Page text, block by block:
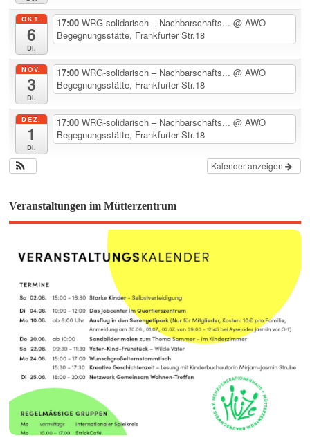
OKT.
6
Di.
17:00WRG-solidarisch – Nachbarschafts...@ AWO
Begegnungsstätte, Frankfurter Str.18
NOV.
3
Di.
17:00WRG-solidarisch – Nachbarschafts...@ AWO
Begegnungsstätte, Frankfurter Str.18
DEZ.
1
Di.
17:00WRG-solidarisch – Nachbarschafts...@ AWO
Begegnungsstätte, Frankfurter Str.18
Kalender anzeigen
Veranstaltungen im Mütterzentrum